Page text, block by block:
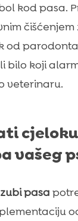
kod pasa.
čišćenjem
od
bilo koji
veterinaru.
vašeg
pasa